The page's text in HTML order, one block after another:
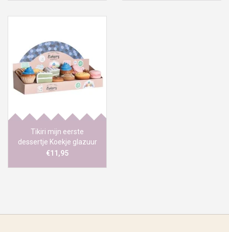
Tikiri mijn eerste
dessertje Koekje glazuur
€11,95